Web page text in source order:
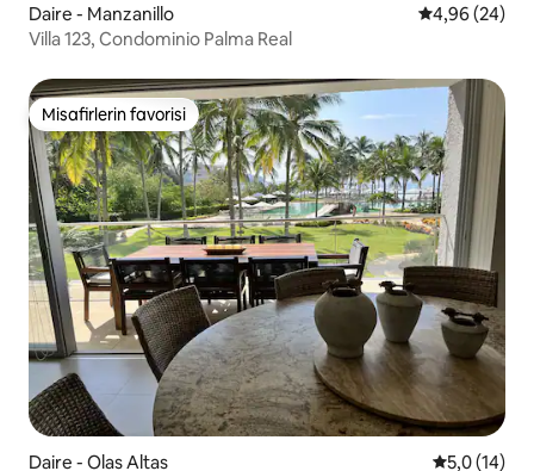
Daire - Manzanillo 5 üzerinden
4,96 (24)
Villa 123, Condominio Palma Real
Misafirlerin favorisi
Misafirlerin favorisi
Daire - Olas Altas 55,0 (14)